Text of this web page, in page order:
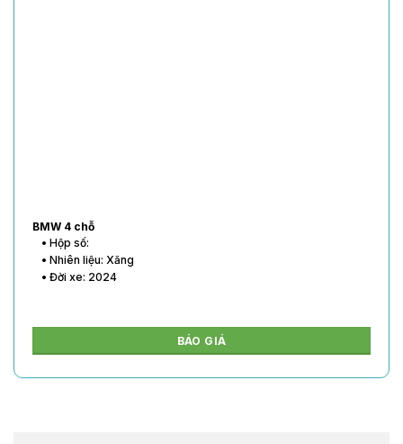
BMW 4 chỗ
• Hộp số:
• Nhiên liệu: Xăng
• Đời xe: 2024
BÁO GIÁ